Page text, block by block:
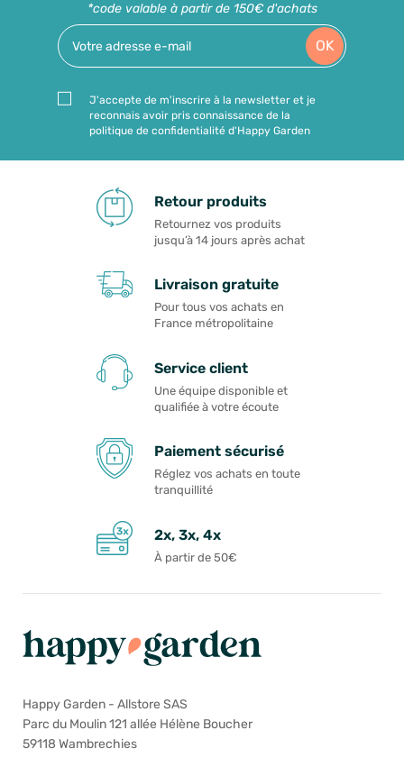
*code valable à partir de 150€ d'achats
OK
J'accepte de m'inscrire à la newsletter et je
reconnais avoir pris connaissance de la
politique de confidentialité d'Happy Garden
Retour produits
Retournez vos produits
jusqu’à 14 jours après achat
Livraison gratuite
Pour tous vos achats en
France métropolitaine
Service client
Une équipe disponible et
qualifiée à votre écoute
Paiement sécurisé
Réglez vos achats en toute
tranquillité
2x, 3x, 4x
À partir de 50€
Happy Garden - Allstore SAS
Parc du Moulin 121 allée Hélène Boucher
59118 Wambrechies